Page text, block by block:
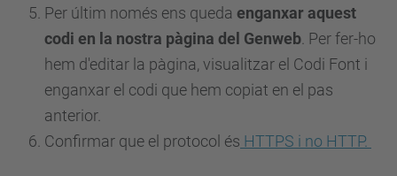
Per últim només ens queda enganxar aquest
codi en la nostra pàgina del Genweb . Per fer-ho
hem d'editar la pàgina, visualitzar el Codi Font i
enganxar el codi que hem copiat en el pas
anterior.
Confirmar que el protocol és HTTPS i no HTTP.